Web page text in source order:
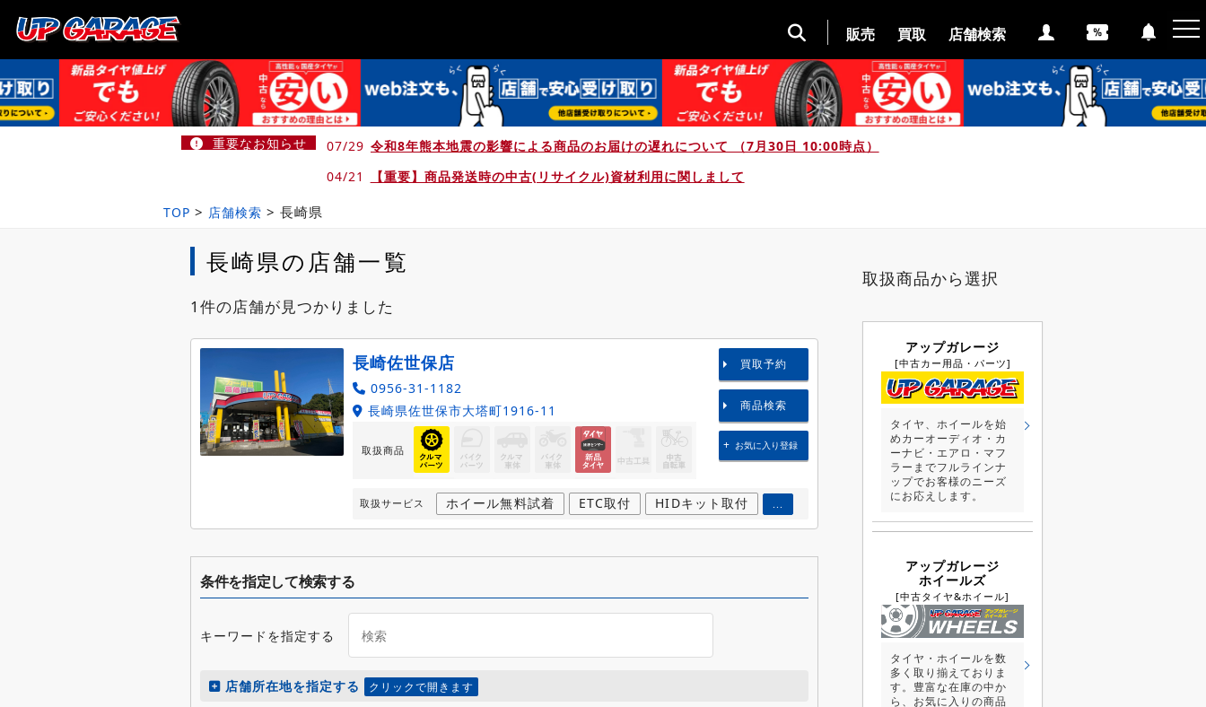
販売 買取 店舗検索
重要なお知らせ 07/29 令和8年熊本地震の影響による商品のお届けの遅れについて （7月30日 10:00時点）
04/21
【重要】商品発送時の中古(リサイクル)資材利用に関しまして
TOP > 店舗検索 > 長崎県
長崎県の店舗一覧
1件の店舗が見つかりました
長崎佐世保店
0956-31-1182
長崎県佐世保市大塔町1916-11
取扱商品
取扱サービス ホイール無料試着 ETC取付 HIDキット取付 ...
買取予約
商品検索
お気に入り登録
条件を指定して検索する
キーワードを指定する
店舗所在地を指定する クリックで開きます
取扱商品から選択
アップガレージ
[中古カー用品・パーツ]
タイヤ、ホイールを始
めカーオーディオ・カ
ーナビ・エアロ・マフ
ラーまでフルラインナ
ップでお客様のニーズ
にお応えします。
アップガレージ
ホイールズ
[中古タイヤ&ホイール]
タイヤ・ホイールを数
多く取り揃えておりま
す。豊富な在庫の中か
ら、お気に入りの商品